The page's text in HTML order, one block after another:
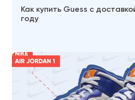
Как купить Guess с
году